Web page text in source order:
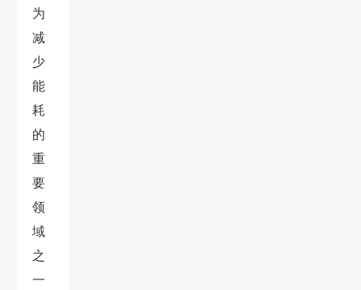
为
减
少
能
耗
的
重
要
领
域
之
一